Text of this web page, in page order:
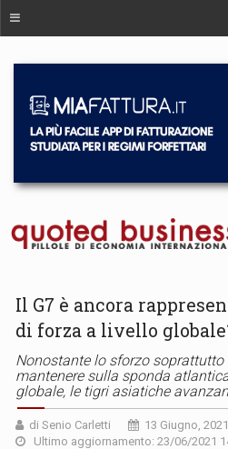
Il G7 è ancora
di forza a livello
Nonostante lo sforzo
mantenere sulla sponda
globale, le tigri asiatiche
di Senio Carletti
13 Giugno, 2021
Ultimo aggiornamento: 23/06/2021